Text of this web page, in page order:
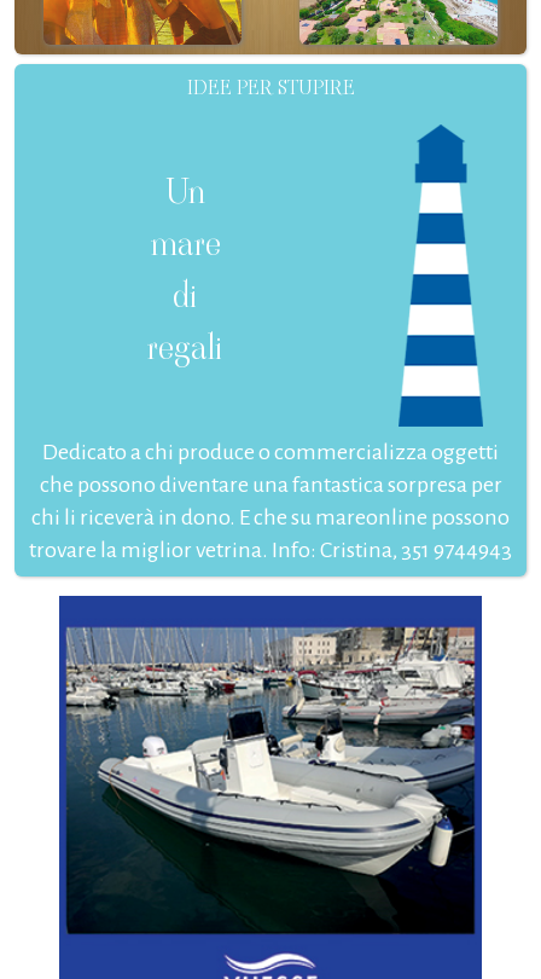
IDEE PER STUPIRE
Un
mare
di
regali
Dedicato a chi produce o commercializza oggetti
che possono diventare una fantastica sorpresa per
chi li riceverà in dono. E che su mareonline possono
trovare la miglior vetrina. Info: Cristina, 351 9744943